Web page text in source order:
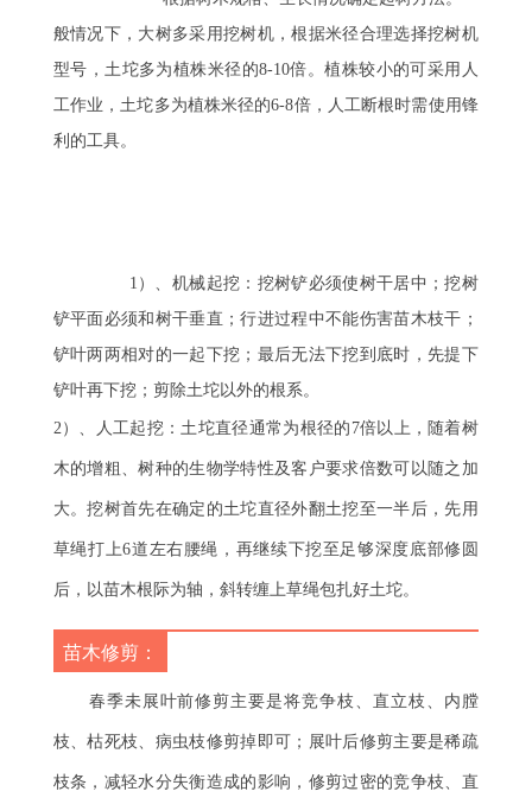
般情况下，大树多采用挖树机，根据米径合理选择挖树机
型号，土坨多为植株米径的8-10倍。植株较小的可采用人
工作业，土坨多为植株米径的6-8倍，人工断根时需使用锋
利的工具。
1）、机械起挖：挖树铲必须使树干居中；挖树
铲平面必须和树干垂直；行进过程中不能伤害苗木枝干；
铲叶两两相对的一起下挖；最后无法下挖到底时，先提下
铲叶再下挖；剪除土坨以外的根系。
2）、人工起挖：土坨直径通常为根径的7倍以上，随着树
木的增粗、树种的生物学特性及客户要求倍数可以随之加
大。挖树首先在确定的土坨直径外翻土挖至一半后，先用
草绳打上6道左右腰绳，再继续下挖至足够深度底部修圆
后，以苗木根际为轴，斜转缠上草绳包扎好土坨。
苗木修剪：
春季未展叶前修剪主要是将竞争枝、直立枝、内膛
枝、枯死枝、病虫枝修剪掉即可；展叶后修剪主要是稀疏
枝条，减轻水分失衡造成的影响，修剪过密的竞争枝、直